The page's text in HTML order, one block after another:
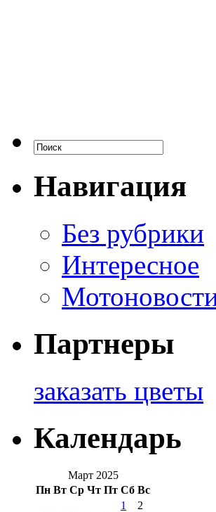
Навигация
Без рубрики
Интересное
Партнеры
заказать цветы
Календарь
Март 2025
Пн Вт Ср Чт Пт Сб Вс
1
2